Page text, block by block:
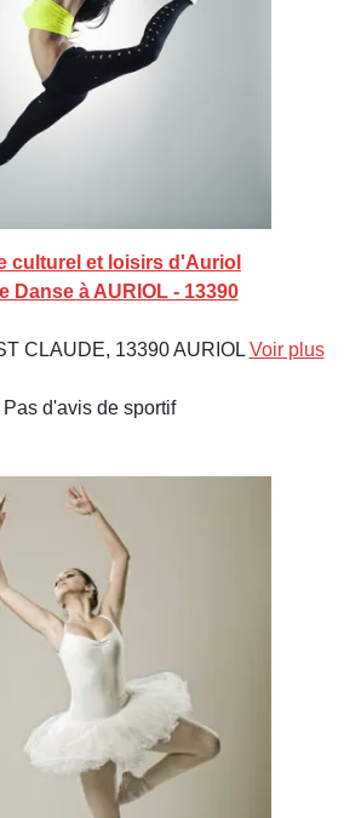
culturel et loisirs d'Auriol
Danse à AURIOL - 13390
CLAUDE, 13390 AURIOL Voir plus
Pas d'avis de sportif